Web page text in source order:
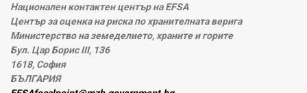
Национален контактен център на EFSA
Център за оценка на риска по хранителната верига
Министерство на земеделието, храните и горите
Бул. Цар Борис III, 136
1618, София
БЪЛГАРИЯ